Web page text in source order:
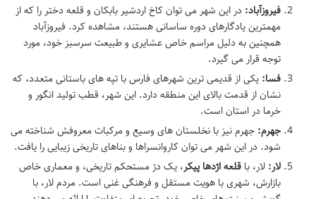
فیروزآباد: در این شهر می توان کاخ اردشیر بابکان و قلعه دختر را که از
مهمترین یادگارهای دوره ساسانی هستند، مشاهده کرد. فیروزآباد
همچنین به دلیل مراسم خاص عشایری و طبیعت سرسبز خود، مورد
توجه قرار می گیرد.
فسا: یکی از قدیمی ترین شهرهای فارس با تپه های باستانی متعدد، که
نشان از قدمت بالای این منطقه دارد. این شهر، قطب تولید انگور و
خرما در استان است.
جهرم: جهرم نیز با نخلستان های وسیع و مرکبات معروفش شناخته می
شود. در این شهر می توان کاروانسراها و بناهای تاریخی زیبایی را یافت.
لار: لار، با قلعه اژدها پیکر، یک دژ مستحکم تاریخی، و معماری خاص
بازارش، شهری با هویت مستقل و فرهنگی غنی است. مردم لار، با